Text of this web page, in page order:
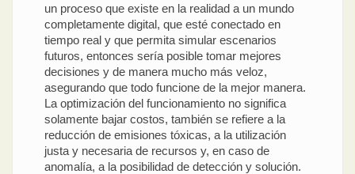
un proceso que existe en la realidad a un mundo
completamente digital, que esté conectado en
tiempo real y que permita simular escenarios
futuros, entonces sería posible tomar mejores
decisiones y de manera mucho más veloz,
asegurando que todo funcione de la mejor manera.
La optimización del funcionamiento no significa
solamente bajar costos, también se refiere a la
reducción de emisiones tóxicas, a la utilización
justa y necesaria de recursos y, en caso de
anomalía, a la posibilidad de detección y solución.